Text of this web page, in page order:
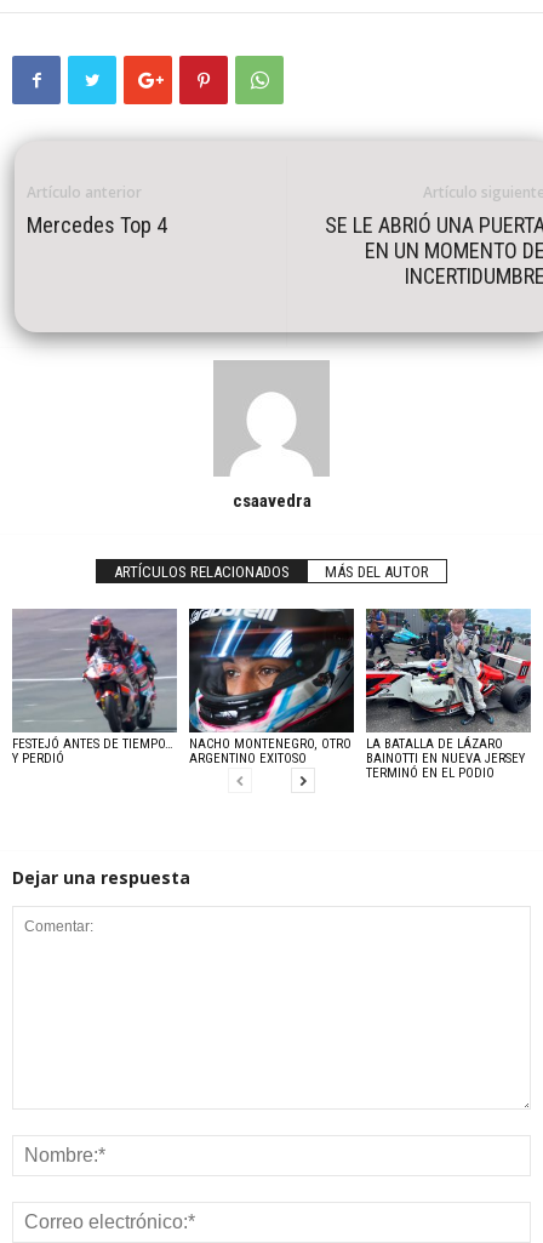
Artículo anterior
Mercedes Top 4
Artículo
SE LE ABRIÓ UNA
EN UN MOMENTO
csaavedra
ARTÍCULOS RELACIONADOS MÁS DEL AUTOR
FESTEJÓ ANTES DE TIEMPO…
Y PERDIÓ
NACHO MONTENEGRO, OTRO
ARGENTINO EXITOSO
LA BATALLA DE LÁZARO
BAINOTTI EN NUEVA JERSEY
TERMINÓ EN EL PODIO
Dejar una respuesta